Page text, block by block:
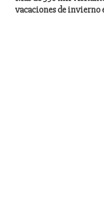
vacaciones de invierno